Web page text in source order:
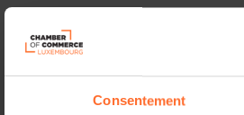
Consentement